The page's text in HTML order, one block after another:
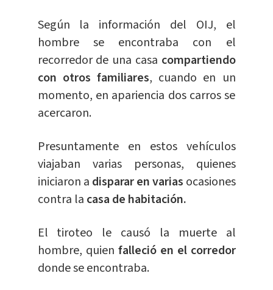
Según la información del OIJ, el
hombre se encontraba con el
recorredor de una casa compartiendo
con otros familiares, cuando en un
momento, en apariencia dos carros se
acercaron.
Presuntamente en estos vehículos
viajaban varias personas, quienes
iniciaron a disparar en varias ocasiones
contra la casa de habitación.
El tiroteo le causó la muerte al
hombre, quien falleció en el corredor
donde se encontraba.